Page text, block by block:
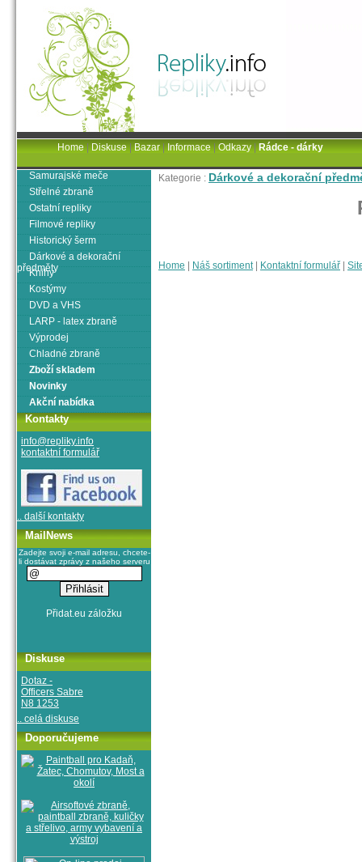
Kategorie : Dárkové a dekorační
Home Náš sortiment| Kontaktní formulář
Samurajské meče
Střelné zbraně
Ostatní repliky
Filmové repliky
Historický šerm
Dárkové a dekorační
předměty
Knihy
Kostýmy
DVD a VHS
LARP - latex zbraně
Výprodej
Chladné zbraně
Zboží skladem
Novinky
Akční nabídka
Kontakty
info@repliky.info
kontaktní formulář
.. další kontakty
MailNews
Zadejte svoji e-mail adresu, chcete-
li dostávat zprávy z našeho serveru
Diskuse
Dotaz -
Officers Sabre
N8 1253
.. celá diskuse
Doporučujeme
Home|Diskuse|Bazar|Informace|Odkazy|Rádce - dárky